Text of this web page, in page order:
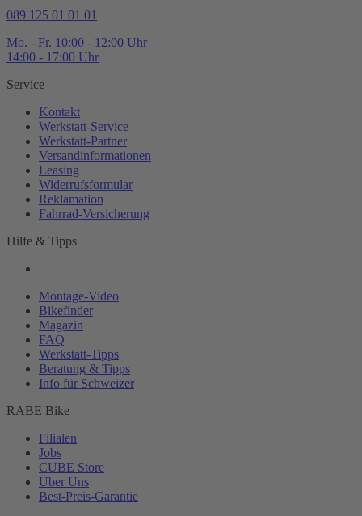
089 125 01 01 01
Mo. - Fr. 10:00 - 12:00 Uhr
14:00 - 17:00 Uhr
Service
Kontakt
Werkstatt-Service
Werkstatt-Partner
Versandinformationen
Leasing
Widerrufsformular
Reklamation
Fahrrad-Versicherung
Hilfe & Tipps
Montage-Video
Bikefinder
Magazin
FAQ
Werkstatt-Tipps
Beratung & Tipps
Info für Schweizer
RABE Bike
Filialen
Jobs
CUBE Store
Über Uns
Best-Preis-Garantie